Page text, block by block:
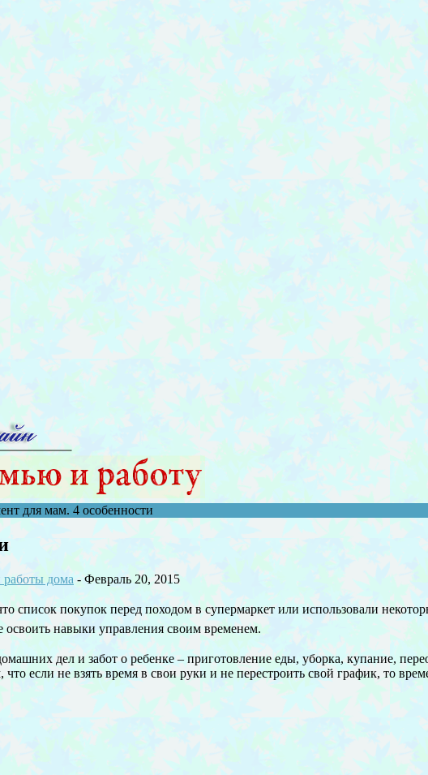
для мам. 4 особенности
дома - Февраль 20, 2015
список покупок перед походом в супермаркет или использовали
навыки управления своим временем.
дел и забот о ребенке – приготовление еды, уборка, купание,
не взять время в свои руки и не перестроить свой график, то